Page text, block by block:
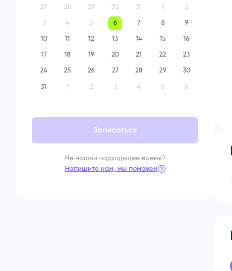
27 28 29 30 31 1 2
3 4 5 6 7 8 9
10 12 13 14 15 16
17 18 19 20 21 22 23
24 25 26 27 28 29 30
31 1 2 3 4 5 6
Записаться
Не нашли подходящее время?
Напишите нам, мы поможем